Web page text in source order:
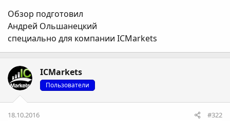
Обзор подготовил
Андрей Ольшанецкий
специально для компании ICMarkets
ICMarkets
Пользователи
18.10.2016 #322